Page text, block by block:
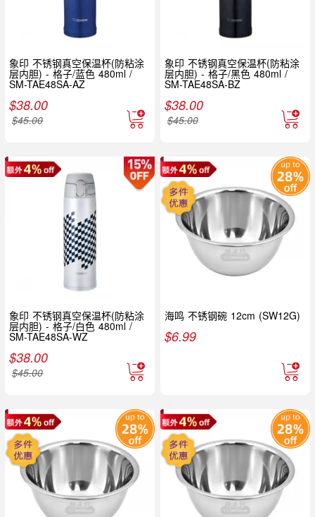
象印 不锈钢真空保温杯(防粘涂
层内胆) - 格子/蓝色 480ml /
SM-TAE48SA-AZ
$38.00
$45.00
象印 不锈钢真空保温杯(防粘涂
层内胆) - 格子/黑色 480ml /
SM-TAE48SA-BZ
$38.00
$45.00
象印 不锈钢真空保温杯(防粘涂
层内胆) - 格子/白色 480ml /
SM-TAE48SA-WZ
$38.00
$45.00
海鸣 不锈钢碗 12cm (SW12G)
$6.99